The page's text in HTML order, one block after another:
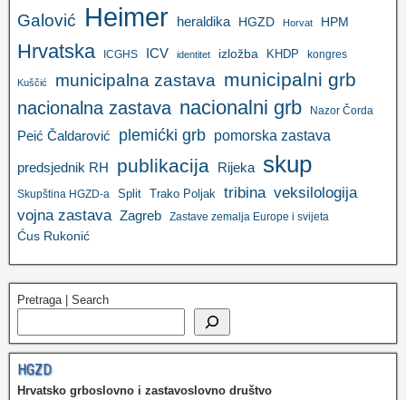
Galović Heimer heraldika HGZD Horvat HPM
Hrvatska ICGHS ICV identitet izložba KHDP kongres
Kuščić municipalna zastava municipalni grb
nacionalna zastava nacionalni grb Nazor Čorda
Peić Čaldarović plemićki grb pomorska zastava
predsjednik RH publikacija Rijeka skup
Skupština HGZD-a Split Trako Poljak tribina veksilologija
vojna zastava Zagreb Zastave zemalja Europe i svijeta
Ćus Rukonić
Pretraga | Search
HGZD
Hrvatsko grboslovno i zastavoslovno društvo